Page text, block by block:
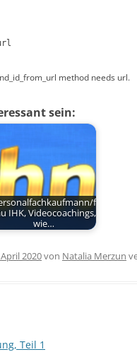
method needs url.
sein:
f
IHK, Videocoachings,
wie…
2020von Natalia Merzun
Teil 1